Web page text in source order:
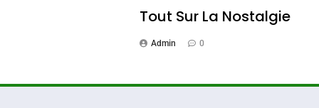
Tout Sur La Nostalgie
Admin 0